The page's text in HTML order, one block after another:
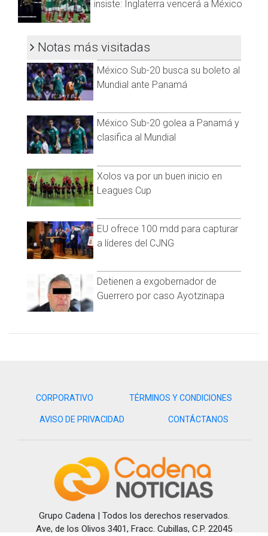
exesposa que la verdad ha sido un gran pilar en mi vida y se
merece estos premios, entonces estos premios también
preciosa!", expresó en medio de bulla de sus compañeros.
insiste: Inglaterra vencerá a México
Notas más visitadas
México Sub-20 busca su boleto al
Mundial ante Panamá
México Sub-20 golea a Panamá y
clasifica al Mundial
Xolos va por un buen inicio en
Leagues Cup
EU ofrece 100 mdd para capturar
a líderes del CJNG
Detienen a exgobernador de
Guerrero por caso Ayotzinapa
CORPORATIVO TÉRMINOS Y CONDICIONES
AVISO DE PRIVACIDAD CONTÁCTANOS
Grupo Cadena | Todos los derechos reservados.
Ave, de los Olivos 3401, Fracc. Cubillas, C.P. 22045